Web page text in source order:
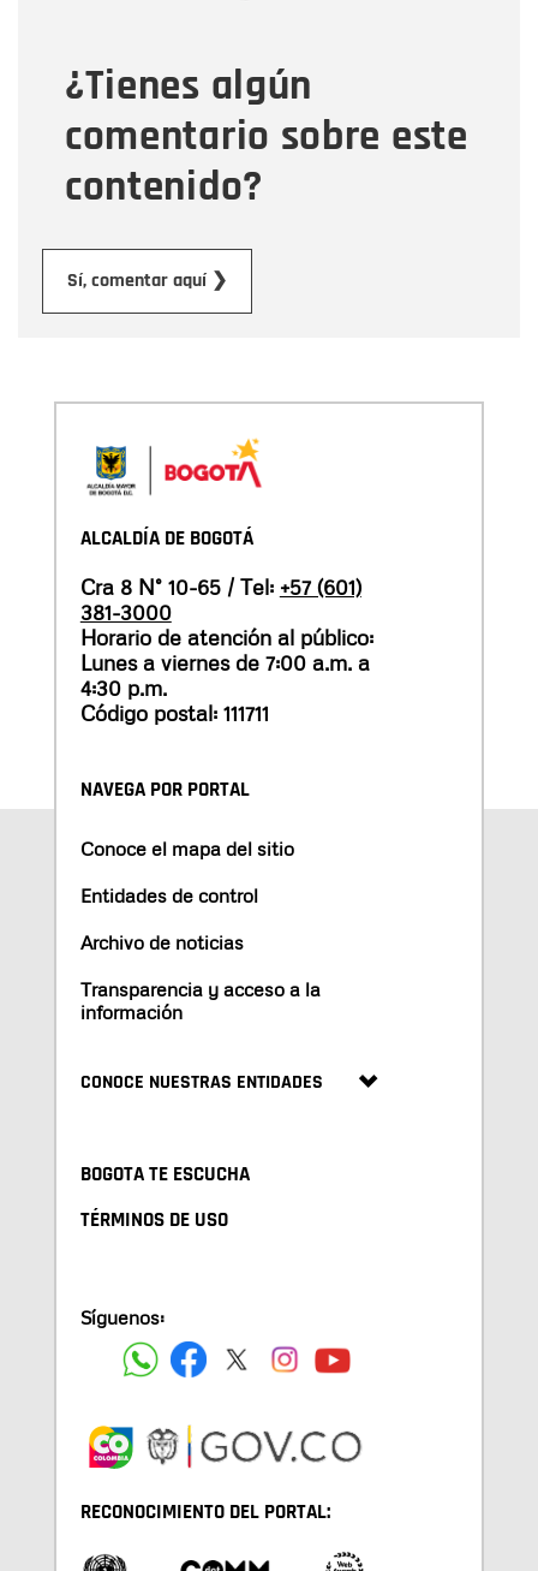
¿Tienes algún
comentario sobre este
contenido?
Sí, comentar aquí ❯
Mensaje
ALCALDÍA DE BOGOTÁ
Cra 8 N° 10-65 / Tel: +57 (601)
381-3000
Horario de atención al público:
Lunes a viernes de 7:00 a.m. a
4:30 p.m.
Código postal: 111711
NAVEGA POR PORTAL
Conoce el mapa del sitio
Entidades de control
Archivo de noticias
Transparencia y acceso a la
información
CONOCE NUESTRAS ENTIDADES
BOGOTA TE ESCUCHA
TÉRMINOS DE USO
Síguenos:
RECONOCIMIENTO DEL PORTAL: